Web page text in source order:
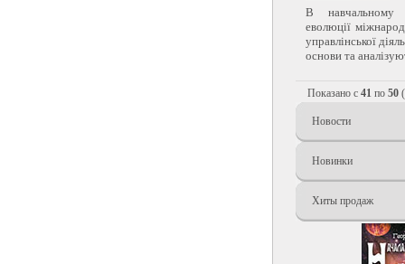
В навчальному
еволюції
управлінської
основи та
Показано с 41 по 50
Новости
Новинки
Хиты продаж